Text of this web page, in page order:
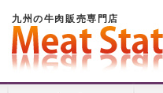
九州の牛肉販売専門店